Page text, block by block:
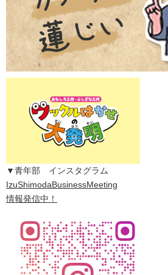
▼青年部 インスタグラム
IzuShimodaBusinessMeeting
情報発信中！